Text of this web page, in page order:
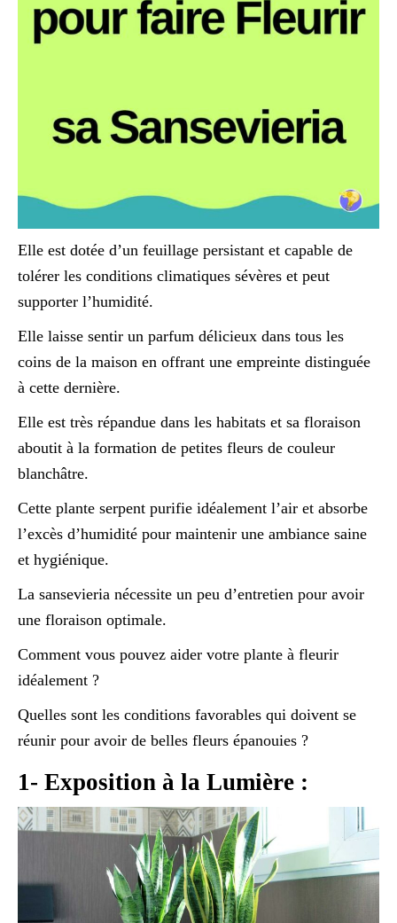
Elle est dotée d’un feuillage persistant et capable de
tolérer les conditions climatiques sévères et peut
supporter l’humidité.
Elle laisse sentir un parfum délicieux dans tous les
coins de la maison en offrant une empreinte distinguée
à cette dernière.
Elle est très répandue dans les habitats et sa floraison
aboutit à la formation de petites fleurs de couleur
blanchâtre.
Cette plante serpent purifie idéalement l’air et absorbe
l’excès d’humidité pour maintenir une ambiance saine
et hygiénique.
La sansevieria nécessite un peu d’entretien pour avoir
une floraison optimale.
Comment vous pouvez aider votre plante à fleurir
idéalement ?
Quelles sont les conditions favorables qui doivent se
réunir pour avoir de belles fleurs épanouies ?
1- Exposition à la Lumière :